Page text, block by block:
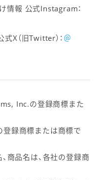
情報 公式Instagram：
X（旧Twitter）： ＠
Inc.の登録商標また
登録商標または商標で
商品名は、各社の登録商